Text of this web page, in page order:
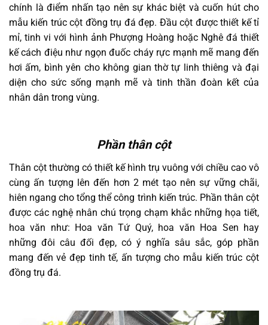
chính là điểm nhấn tạo nên sự khác biệt và cuốn hút cho
mẫu kiến trúc cột đồng trụ đá đẹp. Đầu cột được thiết kế tỉ
mỉ, tinh vi với hình ảnh Phượng Hoàng hoặc Nghê đá thiết
kế cách điệu như ngọn đuốc cháy rực mạnh mẽ mang đến
hơi ấm, bình yên cho không gian thờ tự linh thiêng và đại
diện cho sức sống mạnh mẽ và tinh thần đoàn kết của
nhân dân trong vùng.
Phần thân cột
Thân cột thường có thiết kế hình trụ vuông với chiều cao vô
cùng ấn tượng lên đến hơn 2 mét tạo nên sự vững chãi,
hiên ngang cho tổng thể công trình kiến trúc. Phần thân cột
được các nghệ nhân chú trọng chạm khắc những họa tiết,
hoa văn như: Hoa văn Tứ Quý, hoa văn Hoa Sen hay
những đôi câu đối đẹp, có ý nghĩa sâu sắc, góp phần
mang đến vẻ đẹp tinh tế, ấn tượng cho mẫu kiến trúc cột
đồng trụ đá.